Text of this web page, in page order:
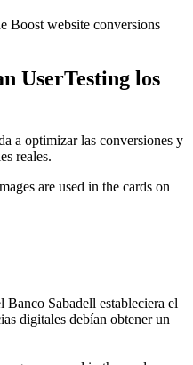
UserTesting los
a optimizar las conversiones y
reales.
Banco Sabadell estableciera el
digitales debían obtener un